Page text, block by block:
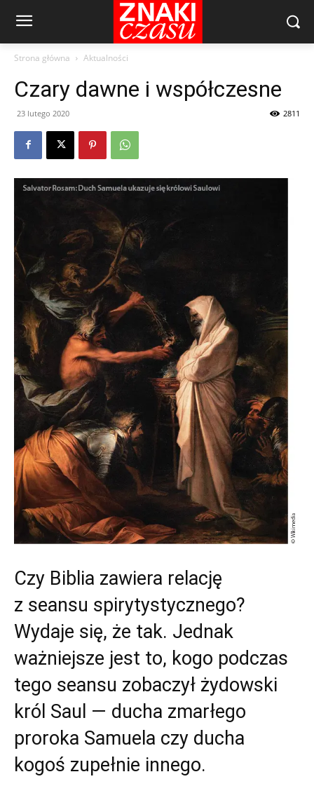
Strona główna Aktualności
Czary dawne i współczesne
23 lutego 2020 2811
Czy Biblia zawiera relację
z seansu spirytystycznego?
Wydaje się, że tak. Jednak
ważniejsze jest to, kogo podczas
tego seansu zobaczył żydowski
król Saul — ducha zmarłego
proroka Samuela czy ducha
kogoś zupełnie innego.